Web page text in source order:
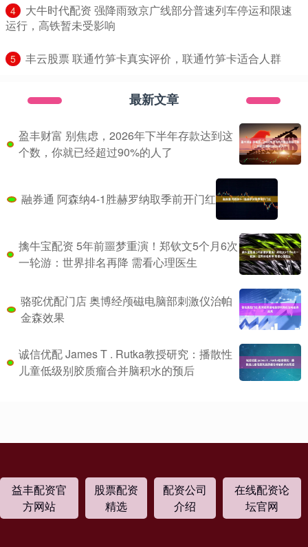
4
​大牛时代配资 强降雨致京广线部分普速列车停运和限速
运行，高铁暂未受影响
5 ​丰云股票 联通竹笋卡真实评价，联通竹笋卡适合人群
最新文章
盈丰财富 别焦虑，2026年下半年存款达到这
个数，你就已经超过90%的人了
融券通 阿森纳4-1胜赫罗纳取季前开门红
擒牛宝配资 5年前噩梦重演！郑钦文5个月6次
一轮游：世界排名再降 需看心理医生
骆驼优配门店 奥博经颅磁电脑部刺激仪治帕
金森效果
诚信优配 James T . Rutka教授研究：播散性
儿童低级别胶质瘤合并脑积水的预后
益丰配资官
方网站
股票配资
精选
配资公司
介绍
在线配资论
坛官网